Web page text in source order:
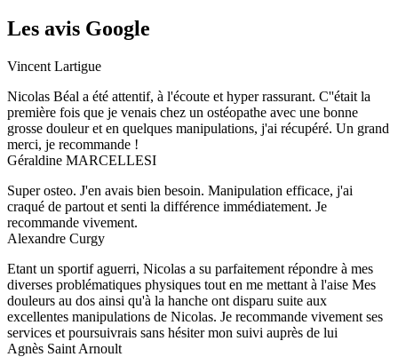
Les avis Google
Vincent Lartigue
Nicolas Béal a été attentif, à l'écoute et hyper rassurant. C''était la
première fois que je venais chez un ostéopathe avec une bonne
grosse douleur et en quelques manipulations, j'ai récupéré. Un grand
merci, je recommande !
Géraldine MARCELLESI
Super osteo. J'en avais bien besoin. Manipulation efficace, j'ai
craqué de partout et senti la différence immédiatement. Je
recommande vivement.
Alexandre Curgy
Etant un sportif aguerri, Nicolas a su parfaitement répondre à mes
diverses problématiques physiques tout en me mettant à l'aise Mes
douleurs au dos ainsi qu'à la hanche ont disparu suite aux
excellentes manipulations de Nicolas. Je recommande vivement ses
services et poursuivrais sans hésiter mon suivi auprès de lui
Agnès Saint Arnoult